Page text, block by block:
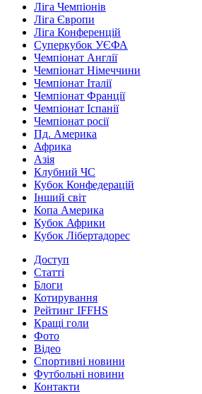
Ліга Чемпіонів
Ліга Європи
Ліга Конференцій
Суперкубок УЄФА
Чемпіонат Англії
Чемпіонат Німеччини
Чемпіонат Італії
Чемпіонат Франції
Чемпіонат Іспанії
Чемпіонат росії
Пд. Америка
Африка
Азія
Клубний ЧС
Кубок Конфедерацій
Інший світ
Копа Америка
Кубок Африки
Кубок Лібертадорес
Доступ
Статті
Блоги
Котирування
Рейтинг IFFHS
Кращі голи
Фото
Відео
Спортивні новини
Футбольні новини
Контакти